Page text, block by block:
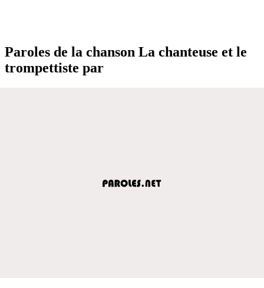
Paroles de la chanson La chanteuse et le
trompettiste par